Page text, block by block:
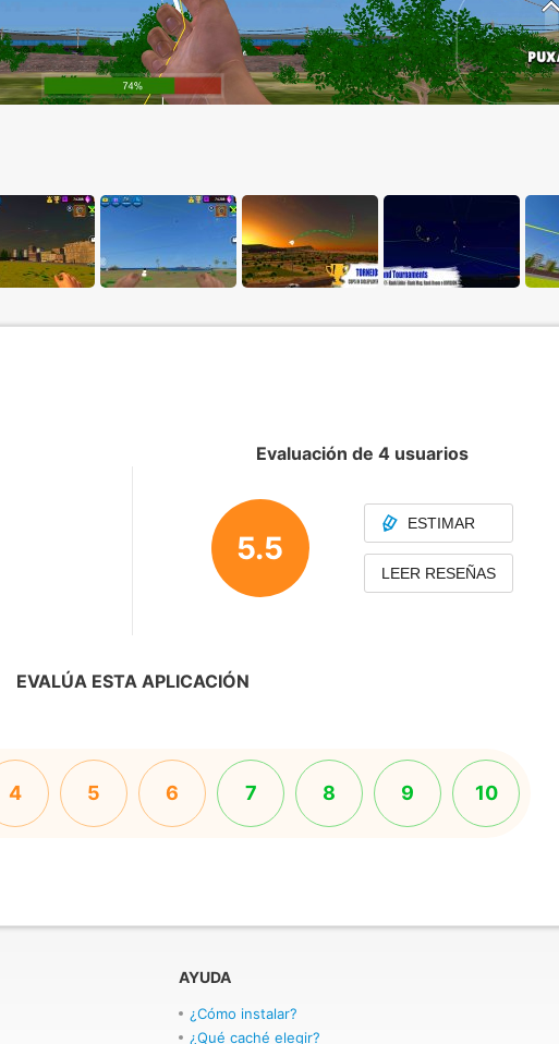
Evaluación de 4 usuarios
5.5
ESTIMAR
LEER RESEÑAS
EVALÚA ESTA APLICACIÓN
4 5 6 7 8 9 10
AYUDA
¿Cómo instalar?
¿Qué caché elegir?